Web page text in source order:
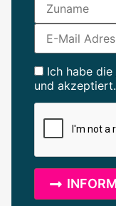
Ich habe die
und akzeptiert.